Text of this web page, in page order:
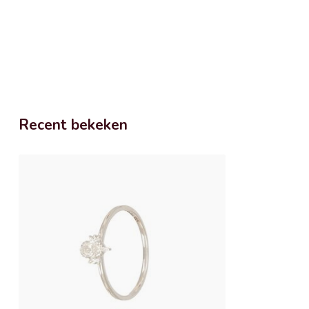
Recent bekeken